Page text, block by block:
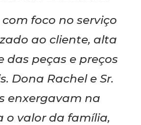
foco no serviço
ao cliente, alta
das peças e preços
Dona Rachel e Sr.
enxergavam na
o valor da família,